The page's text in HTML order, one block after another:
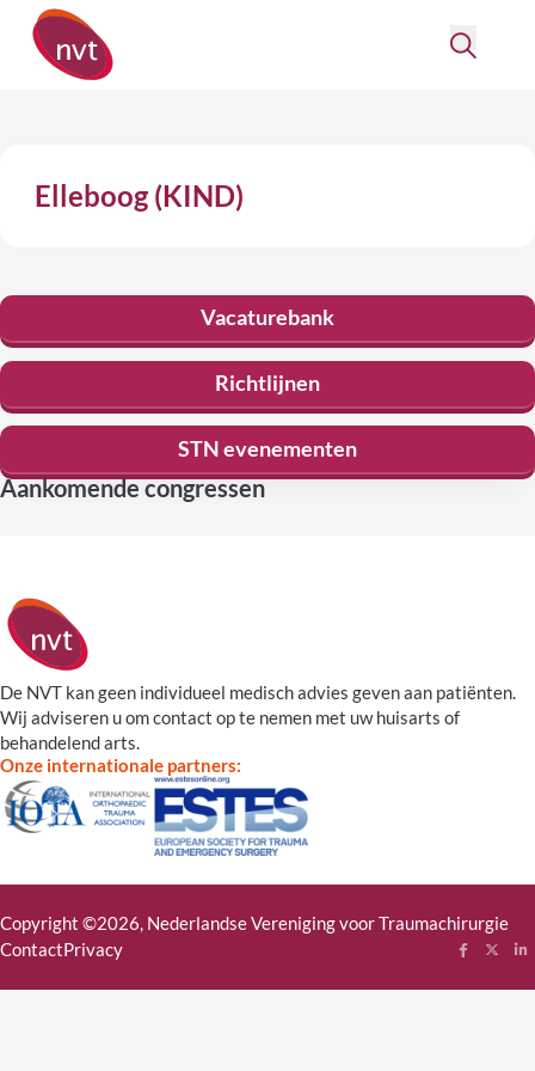
Elleboog (KIND)
Vacaturebank
Richtlijnen
STN evenementen
Aankomende congressen
De NVT kan geen individueel medisch advies geven aan patiënten.
Wij adviseren u om contact op te nemen met uw huisarts of
behandelend arts.
Onze internationale partners:
Copyright ©2026, Nederlandse Vereniging voor Traumachirurgie
ContactPrivacy
Follow